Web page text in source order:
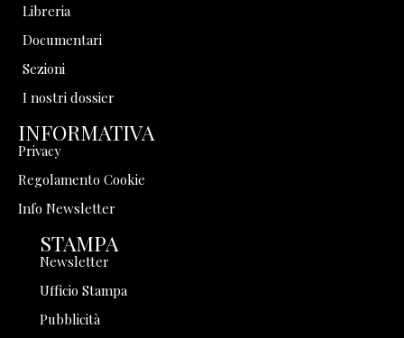
Libreria
Documentari
Sezioni
I nostri dossier
INFORMATIVA
Privacy
Regolamento Cookie
Info Newsletter
STAMPA
Newsletter
Ufficio Stampa
Pubblicità